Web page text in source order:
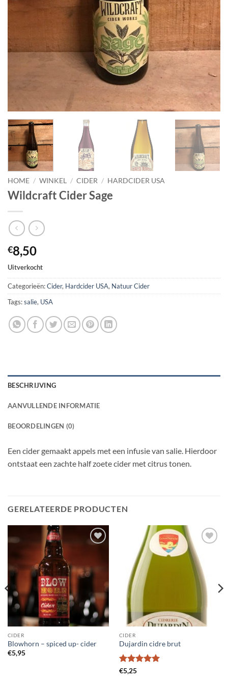
HOME / WINKEL / CIDER / HARDCIDER USA
Wildcraft Cider Sage
€8,50
Uitverkocht
Categorieën:Cider, Hardcider USA, Natuur Cider
Tags:salie, USA
BESCHRIJVING
AANVULLENDE INFORMATIE
BEOORDELINGEN (0)
Een cider gemaakt appels met een infusie van salie. Hierdoor
ontstaat een zachte half zoete cider met citrus tonen.
GERELATEERDE PRODUCTEN
CIDER
Blowhorn – spiced up- cider
€5,95
Voeg toe
aan
wensenlijst
CIDER
Dujardin cidre brut
Gewaardeerd
€5,25